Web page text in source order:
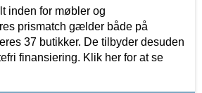
inden for møbler og
prismatch gælder både på
37 butikker. De tilbyder desuden
finansiering. Klik her for at se